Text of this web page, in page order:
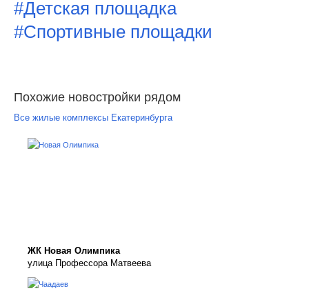
#Детская площадка
#Спортивные площадки
Похожие новостройки рядом
Все жилые комплексы Екатеринбурга
ЖК Новая Олимпика
улица Профессора Матвеева